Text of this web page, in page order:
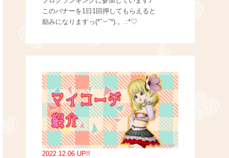
このバナーを1日1回押してもらえると
励みになりますっ(*˘︶˘*).。.:*♡
2022.12.06 UP!!